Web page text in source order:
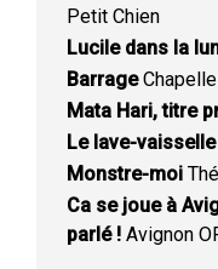
Petit Chien
Lucile dans la
Barrage
Mata Hari, titre
Le lave-vaisselle
Monstre-moi
Ca se joue à
parlé ! Avignon